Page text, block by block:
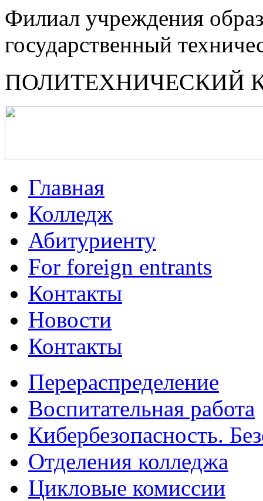
Филиал учреждения
государственный
ПОЛИТЕХНИЧЕСКИЙ
Главная
Колледж
Абитуриенту
For foreign entrants
Контакты
Новости
Контакты
Перераспределение
Воспитательная работа
Кибербезопасность.
Отделения колледжа
Цикловые комиссии